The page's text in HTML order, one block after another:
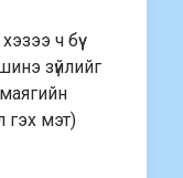
ч бүү
зүйлийг
гэх мэт)